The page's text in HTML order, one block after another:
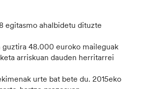
egitasmo ahalbidetu dituzte
guztira 48.000 euroko maileguak
arriskuan dauden herritarrei
urte bat bete du. 2015eko